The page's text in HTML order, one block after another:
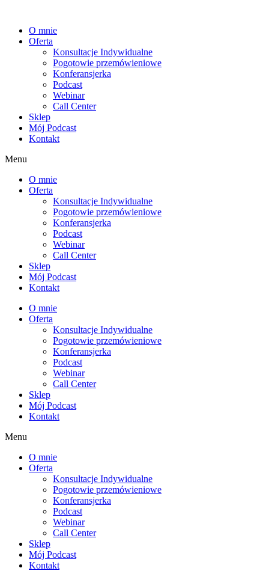
treści
O mnie
Oferta
Konsultacje Indywidualne
Pogotowie przemówieniowe
Konferansjerka
Podcast
Webinar
Call Center
Sklep
Mój Podcast
Kontakt
Menu
O mnie
Oferta
Konsultacje Indywidualne
Pogotowie przemówieniowe
Konferansjerka
Podcast
Webinar
Call Center
Sklep
Mój Podcast
Kontakt
O mnie
Oferta
Konsultacje Indywidualne
Pogotowie przemówieniowe
Konferansjerka
Podcast
Webinar
Call Center
Sklep
Mój Podcast
Kontakt
Menu
O mnie
Oferta
Konsultacje Indywidualne
Pogotowie przemówieniowe
Konferansjerka
Podcast
Webinar
Call Center
Sklep
Mój Podcast
Kontakt